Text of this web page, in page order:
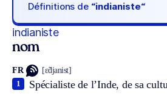
Définitions de “indianiste“
indianiste
nom
FR [ɛ̃djanist]
Spécialiste de l’Inde, de sa
1